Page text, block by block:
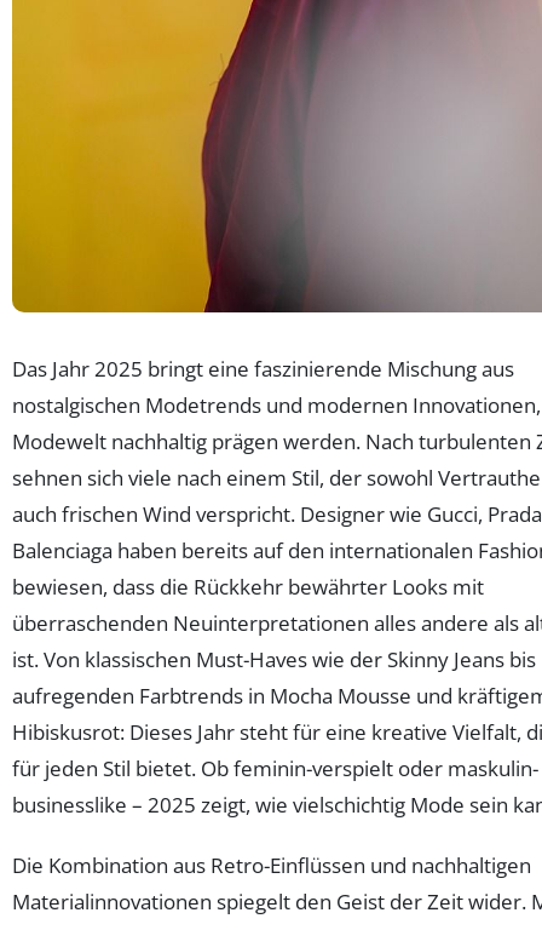
Das Jahr 2025 bringt eine faszinierende Mischung aus
nostalgischen Modetrends und modernen
Modewelt nachhaltig prägen werden. Nach turbulenten
sehnen sich viele nach einem Stil, der sowohl
auch frischen Wind verspricht. Designer wie Gucci,
Balenciaga haben bereits auf den internationalen
bewiesen, dass die Rückkehr bewährter Looks mit
überraschenden Neuinterpretationen alles andere als
ist. Von klassischen Must-Haves wie der Skinny Jeans
aufregenden Farbtrends in Mocha Mousse und
Hibiskusrot: Dieses Jahr steht für eine kreative Vielfalt,
für jeden Stil bietet. Ob feminin-verspielt oder maskulin-
businesslike – 2025 zeigt, wie vielschichtig Mode sein
Die Kombination aus Retro-Einflüssen und nachhaltigen
Materialinnovationen spiegelt den Geist der Zeit wider.